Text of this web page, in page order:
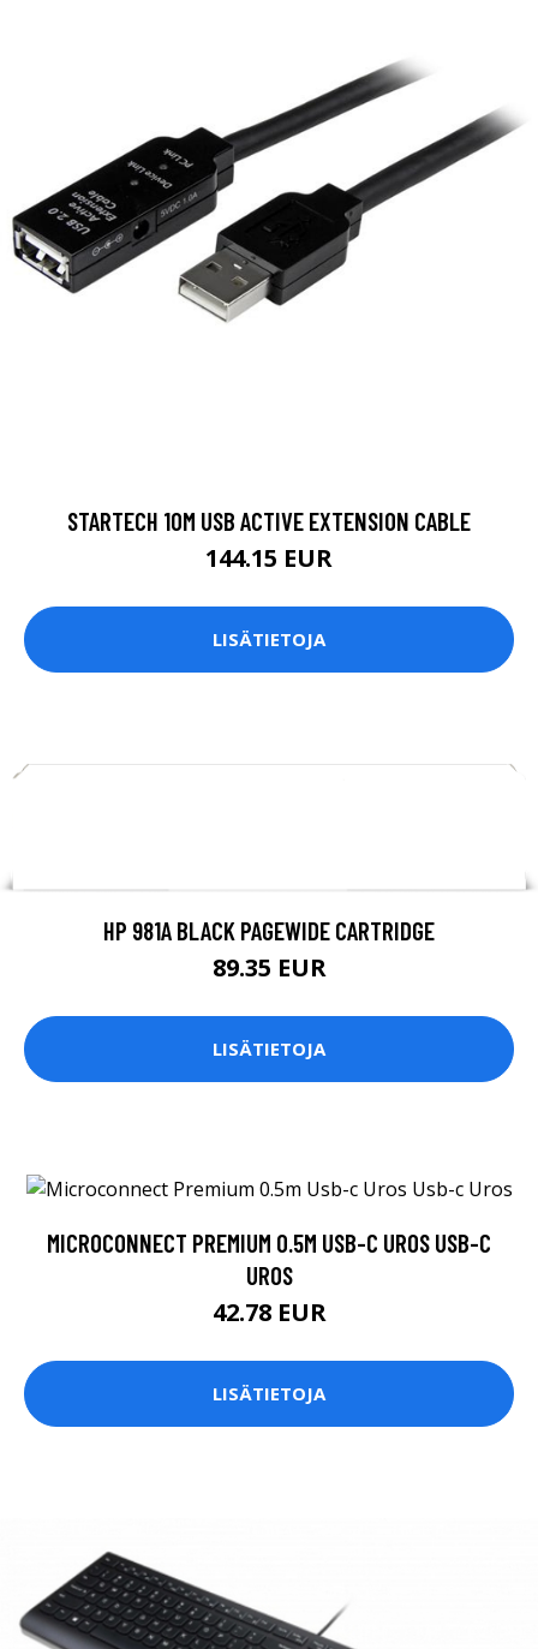
STARTECH 10M USB ACTIVE EXTENSION CABLE
144.15 EUR
LISÄTIETOJA
HP 981A BLACK PAGEWIDE CARTRIDGE
89.35 EUR
LISÄTIETOJA
MICROCONNECT PREMIUM 0.5M USB-C UROS USB-C
UROS
42.78 EUR
LISÄTIETOJA